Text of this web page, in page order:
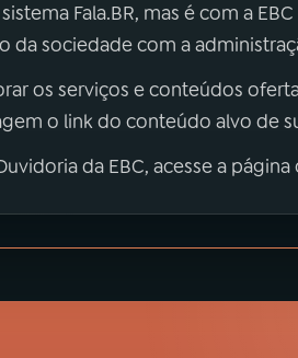
Fala.BR, mas é com a
da sociedade com a
os serviços e conteúdos
o link do conteúdo alvo de
da EBC, acesse a